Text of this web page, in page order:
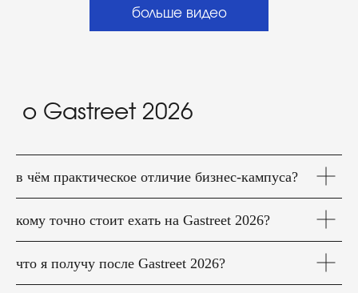
в чём практическое отличие бизнес-кампуса?
кому точно стоит ехать на Gastreet 2026?
что я получу после Gastreet 2026?